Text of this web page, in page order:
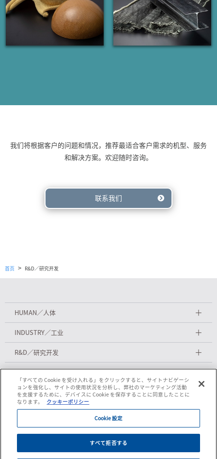
我们将根据客户的问题和情况，推荐最适合客户需求的机型、服务
和解决方案。欢迎随时咨询。
联系我们
首页 > R&D／研究开发
HUMAN／人体 ＋
INDUSTRY／工业 ＋
R&D／研究开发 ＋
MACHINES／机器介绍 ＋
岛精官方网站
「すべての Cookie を受け入れる」をクリックすると、サイトナビゲーシ
ョンを強化し、サイトの使用状況を分析し、弊社のマーケティング活動
を支援するために、デバイスに Cookie を保存することに同意したことに
なります。
クッキーポリシー
Cookie 設定
すべて拒否する